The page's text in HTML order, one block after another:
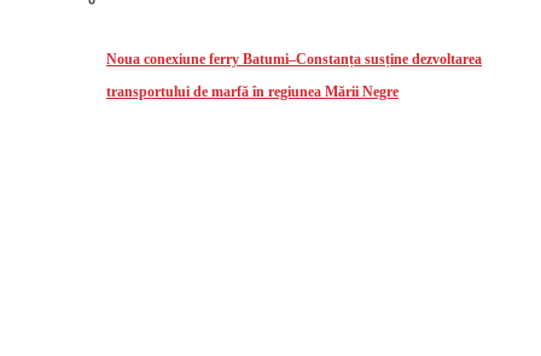
Noua conexiune ferry Batumi–Constanța susține dezvoltarea
transportului de marfă în regiunea Mării Negre